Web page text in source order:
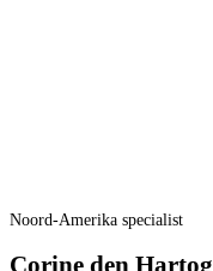
Noord-Amerika specialist
Corine den Hartog